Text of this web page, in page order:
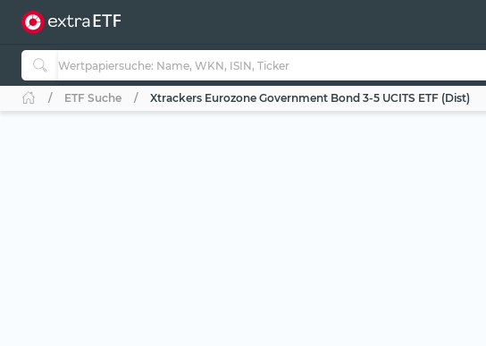
ETF Suche Xtrackers Eurozone Government Bond 3-5 UCITS ETF (Dist)